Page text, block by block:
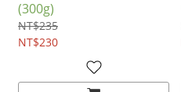
(300g)
NT$235
NT$230